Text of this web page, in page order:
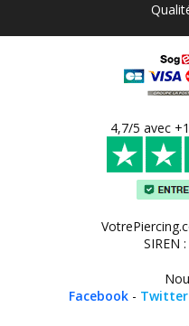
4,7/5 avec
SIREN
Facebook - Twitter